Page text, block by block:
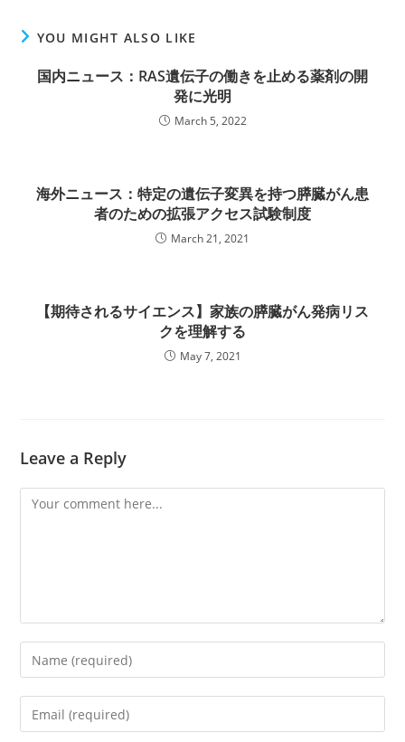
YOU MIGHT ALSO LIKE
国内ニュース：RAS遺伝子の働きを止める薬剤の開
発に光明
March 5, 2022
海外ニュース：特定の遺伝子変異を持つ膵臓がん患
者のための拡張アクセス試験制度
March 21, 2021
【期待されるサイエンス】家族の膵臓がん発病リス
クを理解する
May 7, 2021
Leave a Reply
Comment
Enter
your
name
Enter
your